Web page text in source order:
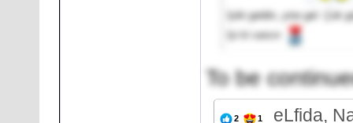
İyiki geldin, yine gel. Çok
İyi ki varsın
To be
2 1 eLfida,